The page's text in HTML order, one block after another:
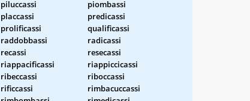
piluccassi
piombassi
placcassi
predicassi
prolificassi
qualificassi
raddobbassi
radicassi
recassi
resecassi
riappacificassi
riappiccicassi
ribeccassi
riboccassi
rificcassi
rimbacuccassi